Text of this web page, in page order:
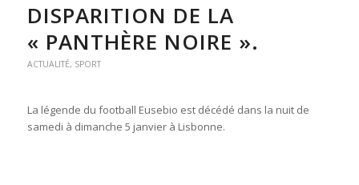
DISPARITION DE LA
« PANTHÈRE NOIRE ».
ACTUALITÉ, SPORT
La légende du football Eusebio est décédé dans la nuit de
samedi à dimanche 5 janvier à Lisbonne.